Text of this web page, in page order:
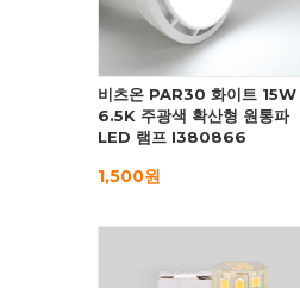
비츠온 PAR30 화이트 15W
6.5K 주광색 확산형 원통파
LED 램프 I380866
1,500원